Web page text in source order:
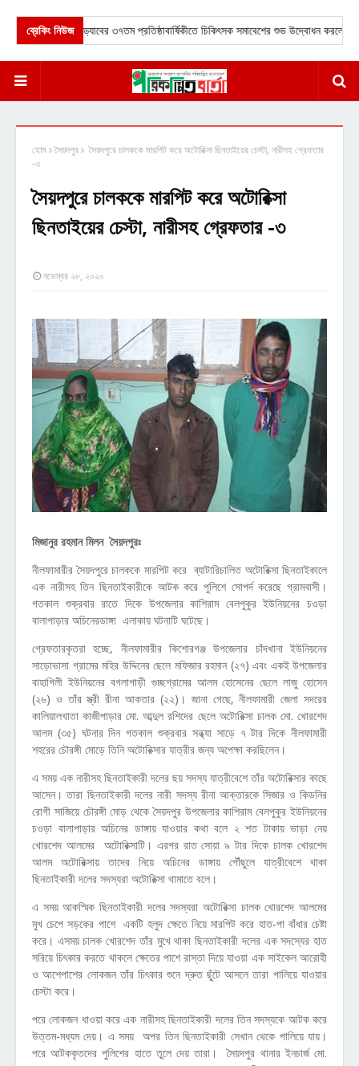
ব্রেকিং নিউজ
★ড্যাবের ৩৭তম প্রতিষ্ঠাবার্ষিকীতে চিকিৎসক সমাবেশের শুভ উদ্বোধন করলেন
হোম সৈয়দপুর
সৈয়দপুরে চালককে মারপিট করে অটোরিক্সা ছিনতাইয়ের চেস্টা, নারীসহ গ্রেফতার
-৩
সৈয়দপুরে চালককে মারপিট করে অটোরিক্সা
ছিনতাইয়ের চেস্টা, নারীসহ গ্রেফতার -৩
নভেম্বর ২৮, ২০২০
মিজানুর রহমান মিলন সৈয়দপুরঃ
নীলফামারীর সৈয়দপুরে চালককে মারপিট করে ব্যাটারিচালিত অটোরিক্সা ছিনতাইকালে
এক নারীসহ তিন ছিনতাইকারীকে আটক করে পুলিশে সোপর্দ করেছে গ্রামবাসী।
গতকাল শুক্রবার রাতে দিকে উপজেলার কাশিরাম বেলপুকুর ইউনিয়নের চওড়া
বালাপাড়ার অচিনেরডাঙ্গা এলাকায় ঘটনাটি ঘটেছে।
গ্রেফতারকৃতরা হচ্ছে, নীলফামারীর কিশোরগঞ্জ উপজেলার চাঁদখানা ইউনিয়নের
সাড়োভাসা গ্রামের মহির উদ্দিনের ছেলে মফিজার রহমান (২৭) এবং একই উপজেলার
বাহাগিলী ইউনিয়নের বগলাগাড়ী গুচ্ছগ্রামের আলম হোসেনের ছেলে লাজু হোসেন
(২৬) ও তাঁর স্ত্রী রীনা আকতার (২২)। জানা গেছে, নীলফামারী জেলা সদরের
কালিয়ালখাতা কাজীপাড়ার মো. আব্দুল রশিদের ছেলে অটোরিক্সা চালক মো. খোরশেদ
আলম (৩৫) ঘটনার দিন গতকাল শুক্রবার সন্ধ্যা সাড়ে ৭ টার দিকে নীলফামারী
শহরের চৌরঙ্গী মোড়ে তিনি অটোরিক্সার যাত্রীর জন্য অপেক্ষা করছিলেন।
এ সময় এক নারীসহ ছিনতাইকারী দলের ছয় সদস্য যাত্রীবেশে তাঁর অটোরিক্সার কাছে
আসেন। তারা ছিনতাইকারী দলের নারী সদস্য রীনা আক্তারকে সিজার ও কিডনির
রোগী সাজিয়ে চৌরঙ্গী মোড় থেকে সৈয়দপুর উপজেলার কাশিরাম বেলপুকুর ইউনিয়নের
চওড়া বালাপাড়ার অচিনের ডাঙ্গায় যাওয়ার কথা বলে ২ শত টাকায় ভাড়া নেয়
খোরশেদ আলমের অটোরিক্সাটি। এরপর রাত সোয়া ৯ টার দিকে চালক খোরশেদ
আলম অটোরিক্সায় তাদের নিয়ে অচিনের ডাঙ্গায় পৌঁছুলে যাত্রীবেশে থাকা
ছিনতাইকারী দলের সদস্যরা অটোরিক্সা থামাতে বলে।
এ সময় আকস্মিক ছিনতাইকারী দলের সদস্যরা অটোরিক্সা চালক খোরশেদ আলমের
মুখ চেপে সড়কের পাশে একটি হলুদ ক্ষেতে নিয়ে মারপিট করে হাত-পা বাঁধার চেষ্টা
করে। এসময় চালক খোরশেদ তাঁর মুখে থাকা ছিনতাইকারী দলের এক সদস্যের হাত
সরিয়ে চিৎকার করতে থাকলে ক্ষেতের পাশে রাস্তা দিয়ে যাওয়া এক সাইকেল আরোহী
ও আশেপাশের লোকজন তাঁর চিৎকার শুনে দ্রুত ছুঁটে আসলে তারা পালিয়ে যাওয়ার
চেস্টা করে।
পরে লোকজন ধাওয়া করে এক নারীসহ ছিনতাইকারী দলের তিন সদস্যকে আটক করে
উত্তম-মধ্যম দেয়। এ সময় অপর তিন ছিনতাইকারী সেখান থেকে পালিয়ে যায়।
পরে আটককৃতদের পুলিশের হাতে তুলে দেয় তারা। সৈয়দপুর থানার ইনচার্জ মো.